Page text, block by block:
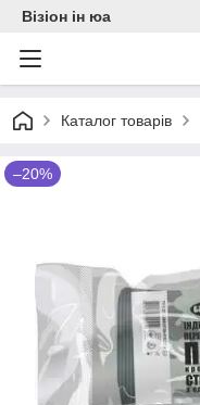
Візіон ін юа
Каталог товарів
–20%